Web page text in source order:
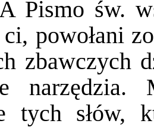
Pismo św.
powołani
zbawczych
narzędzia.
tych słów,